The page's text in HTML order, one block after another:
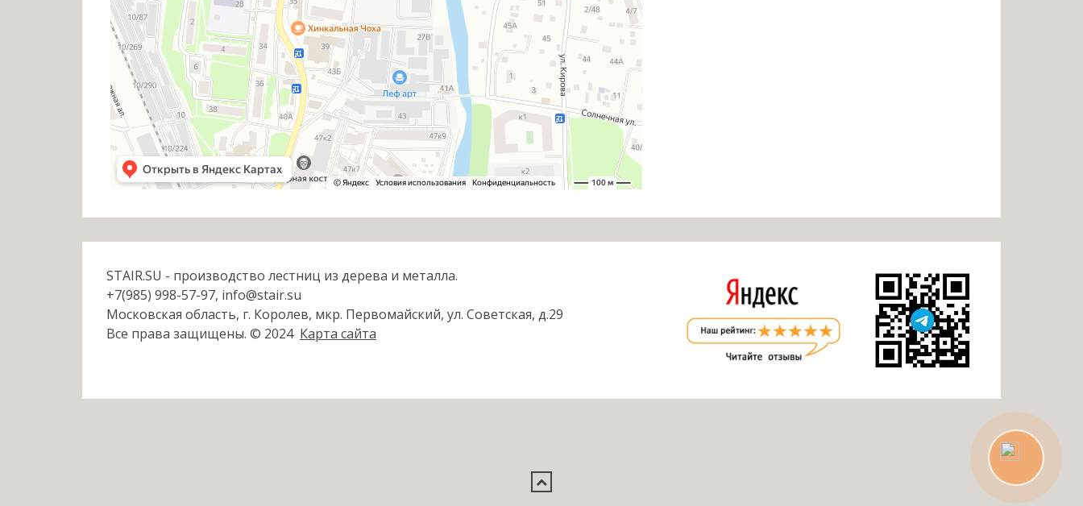
STAIR.SU - производство лестниц из дерева и металла.
+7(985) 998-57-97, info@stair.su
Московская область, г. Королев, мкр. Первомайский, ул. Советская, д.29
Все права защищены. © 2024 Карта сайта